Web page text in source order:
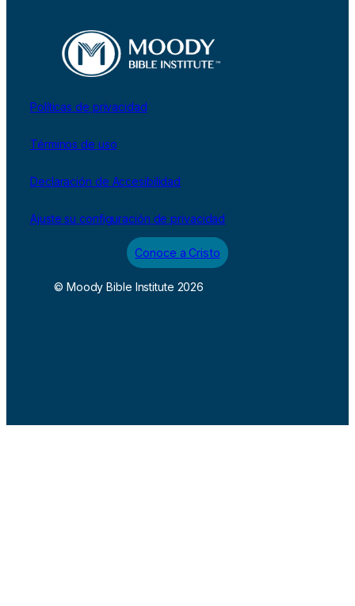
Políticas de privacidad
Términos de uso
Declaración de Accesibilidad
Ajuste su configuración de privacidad
Conoce a Cristo
© Moody Bible Institute 2026